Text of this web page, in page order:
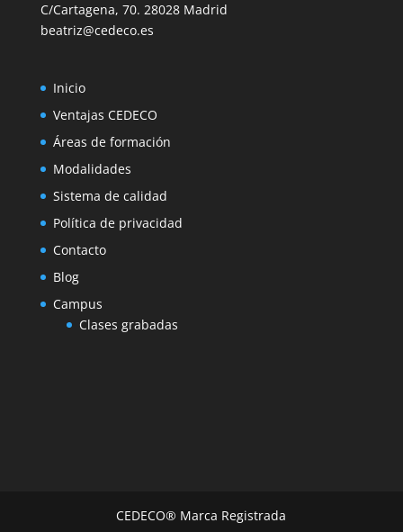
C/Cartagena, 70. 28028 Madrid
beatriz@cedeco.es
Inicio
Ventajas CEDECO
Áreas de formación
Modalidades
Sistema de calidad
Política de privacidad
Contacto
Blog
Campus
Clases grabadas
CEDECO® Marca Registrada